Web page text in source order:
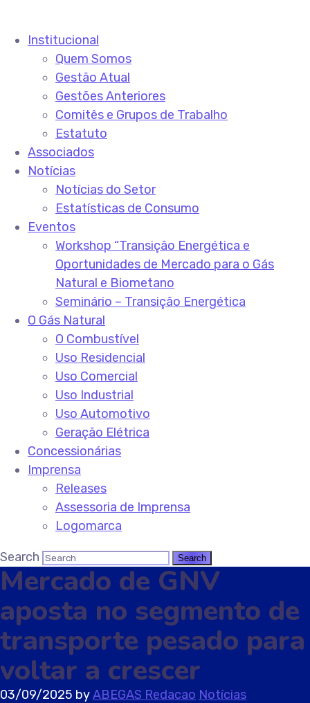
Institucional
Quem Somos
Gestão Atual
Gestões Anteriores
Comitês e Grupos de Trabalho
Estatuto
Associados
Notícias
Notícias do Setor
Estatísticas de Consumo
Eventos
Workshop “Transição Energética e
Oportunidades de Mercado para o Gás
Natural e Biometano
Seminário – Transição Energética
O Gás Natural
O Combustível
Uso Residencial
Uso Comercial
Uso Industrial
Uso Automotivo
Geração Elétrica
Concessionárias
Imprensa
Releases
Assessoria de Imprensa
Logomarca
Search
Mercado de GNV
aposta no segmento de
transporte pesado para
voltar a crescer
03/09/2025 byABEGAS Redacao Notícias